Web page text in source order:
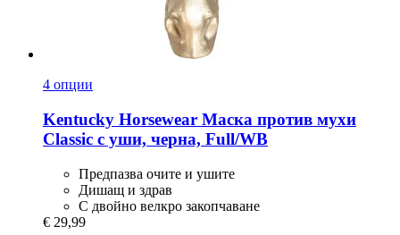
4 опции
Kentucky Horsewear Маска против мухи
Classic с уши, черна, Full/WB
Предпазва очите и ушите
Дишащ и здрав
С двойно велкро закопчаване
€ 29,99